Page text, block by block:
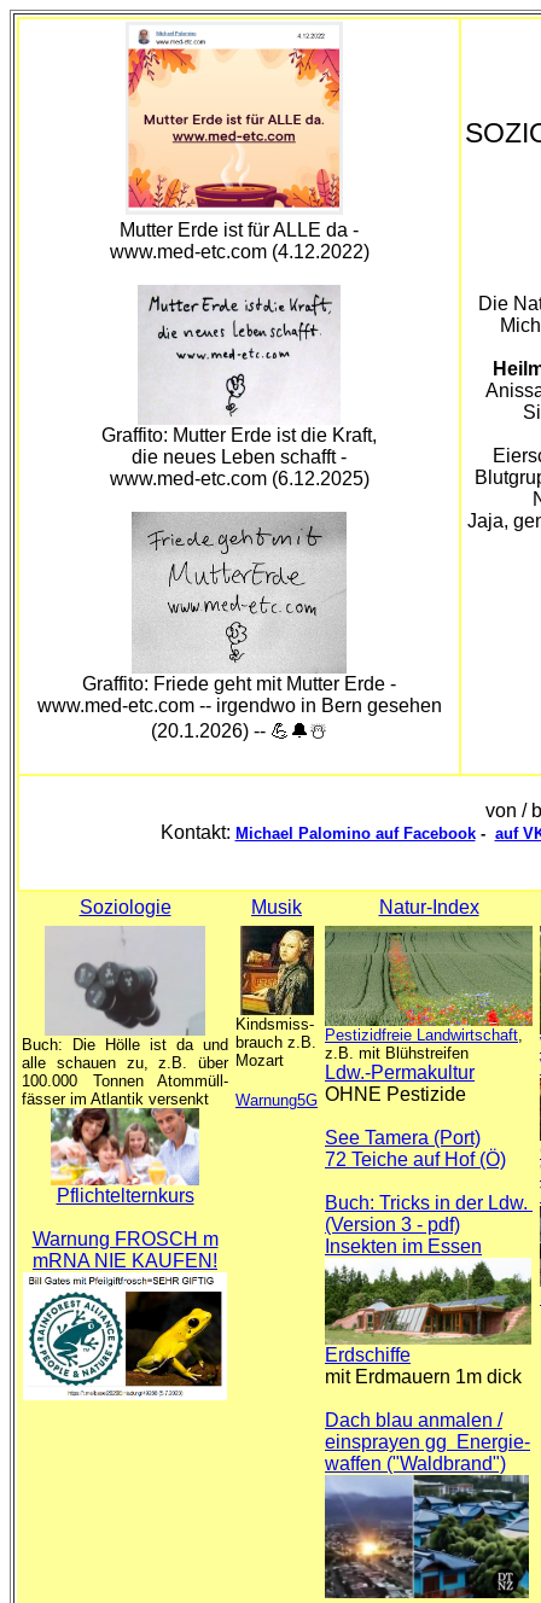
Mutter Erde ist für ALLE da -
www.med-etc.com (4.12.2022)
Graffito: Mutter Erde ist die Kraft,
die neues Leben schafft -
www.med-etc.com (6.12.2025)
Graffito: Friede geht mit Mutter Erde -
www.med-etc.com -- irgendwo in Bern gesehen
(20.1.2026) -- 💪🔔☃️
Die
Jaja,
von /
Kontakt: Michael Palomino auf Facebook- auf
Soziologie Musik Natur-Index
Buch: Die Hölle ist da und
alle schauen zu, z.B. über
100.000 Tonnen Atommüll-
fässer im Atlantik versenkt
Pflichtelternkurs
Warnung FROSCH m
mRNA NIE KAUFEN!
Kindsmiss-
brauch z.B.
Mozart
Warnung5G
Pestizidfreie Landwirtschaft,
z.B. mit Blühstreifen
Ldw.-Permakultur
OHNE Pestizide
See Tamera (Port)
72 Teiche auf Hof (Ö)
Buch: Tricks in der Ldw.
(Version 3 - pdf)
Insekten im Essen
Erdschiffe
mit Erdmauern 1m dick
Dach blau anmalen /
einsprayen gg Energie-
waffen ("Waldbrand")